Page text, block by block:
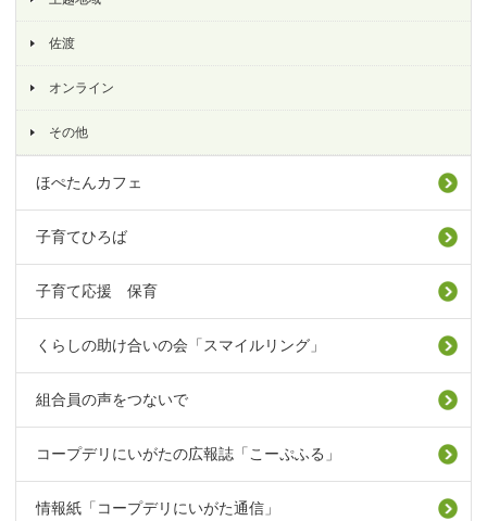
佐渡
オンライン
その他
ほぺたんカフェ
子育てひろば
子育て応援 保育
くらしの助け合いの会「スマイルリング」
組合員の声をつないで
コープデリにいがたの広報誌「こーぷふる」
情報紙「コープデリにいがた通信」